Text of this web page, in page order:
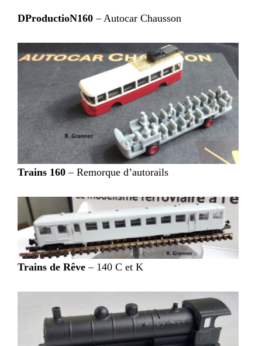
DProductioN160 – Autocar Chausson
Trains 160 – Remorque d’autorails
Trains de Rêve – 140 C et K